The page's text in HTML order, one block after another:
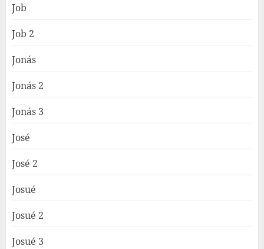
Job
Job 2
Jonás
Jonás 2
Jonás 3
José
José 2
Josué
Josué 2
Josué 3